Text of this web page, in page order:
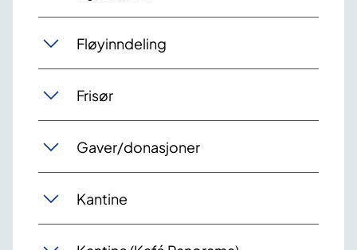
Fløyinndeling
Frisør
Gaver/donasjoner
Kantine